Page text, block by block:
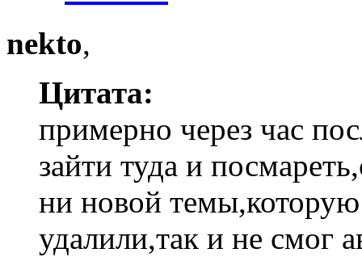
nekto,
Цитата:
примерно через час
зайти туда и
ни новой
удалили,так и не смог